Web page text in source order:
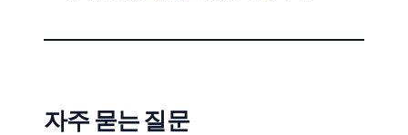
자주 묻는 질문